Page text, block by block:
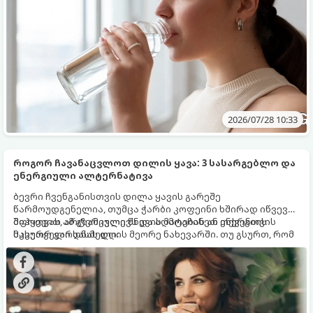
2026/07/28 10:33
როგორ ჩავანაცვლოთ დილის ყავა: 3 სასარგებლო და
ენერგიული ალტერნატივა
ბევრი ჩვენგანისთვის დილა ყავის გარეშე
წარმოუდგენელია, თუმცა ჭარბი კოფეინი ხშირად იწვევს
შფოთვას, არტერიული წნევის მატებას ან ენერგიის
მკვეთრ ვარდნას დღის მეორე ნახევარში. თუ გსურთ, რომ
დილა უფრო ჯანსაღად დაიწყოთ და ენერგია დიდხანს
შეინარჩუნოთ, ექსპერტები ყავის სამ საუკეთესო
ალტერნატივას გვთავაზობენ.
მიჰყევით ამ გზამკვლევს და აღმოაჩინეთ თქვენთვის
სასურველი სასმელი: